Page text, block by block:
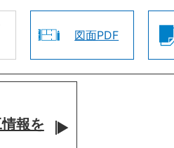
図面PDF
報を